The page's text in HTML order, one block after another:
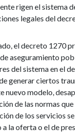
rigen el sistema
legales del
el decreto 1270
aseguramiento
del sistema en el
generar ciertos
nuevo modelo,
de las normas
de los servicios
a la oferta o el de